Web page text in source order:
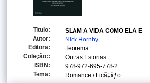
Titulo:
SLAM A VIDA COMO ELA E
Autor:
Nick Hornby
Editora:
Teorema
Coleção::
Outras Estorias
ISBN:
978-972-695-778-2
Tema:
Romance / Ficã‡ãƒo